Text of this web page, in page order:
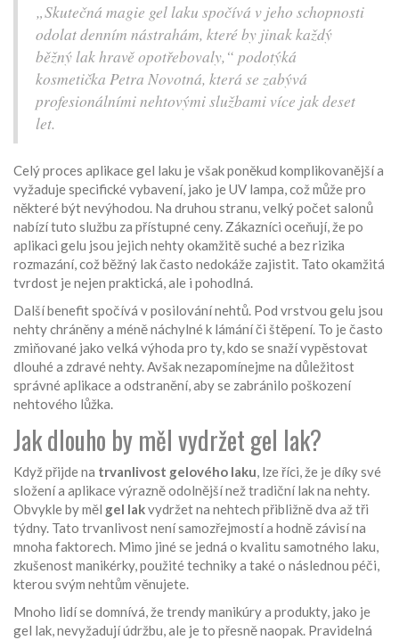
„Skutečná magie gel laku spočívá v jeho schopnosti
odolat denním nástrahám, které by jinak každý
běžný lak hravě opotřebovaly,“ podotýká
kosmetička Petra Novotná, která se zabývá
profesionálními nehtovými službami více jak deset
let.
Celý proces aplikace gel laku je však poněkud komplikovanější a
vyžaduje specifické vybavení, jako je UV lampa, což může pro
některé být nevýhodou. Na druhou stranu, velký počet salonů
nabízí tuto službu za přístupné ceny. Zákazníci oceňují, že po
aplikaci gelu jsou jejich nehty okamžitě suché a bez rizika
rozmazání, což běžný lak často nedokáže zajistit. Tato okamžitá
tvrdost je nejen praktická, ale i pohodlná.
Další benefit spočívá v posilování nehtů. Pod vrstvou gelu jsou
nehty chráněny a méně náchylné k lámání či štěpení. To je často
zmiňované jako velká výhoda pro ty, kdo se snaží vypěstovat
dlouhé a zdravé nehty. Avšak nezapomínejme na důležitost
správné aplikace a odstranění, aby se zabránilo poškození
nehtového lůžka.
Jak dlouho by měl vydržet gel lak?
Když přijde na trvanlivost gelového laku, lze říci, že je díky své
složení a aplikace výrazně odolnější než tradiční lak na nehty.
Obvykle by měl gel lakvydržet na nehtech přibližně dva až tři
týdny. Tato trvanlivost není samozřejmostí a hodně závisí na
mnoha faktorech. Mimo jiné se jedná o kvalitu samotného laku,
zkušenost manikérky, použité techniky a také o následnou péči,
kterou svým nehtům věnujete.
Mnoho lidí se domnívá, že trendy manikúry a produkty, jako je
gel lak, nevyžadují údržbu, ale je to přesně naopak. Pravidelná